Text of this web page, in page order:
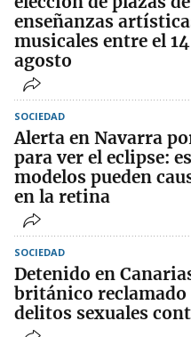
enseñanzas
musicales entre el 14
agosto
SOCIEDAD
Alerta en Navarra
para ver el eclipse:
modelos pueden
en la retina
SOCIEDAD
Detenido en
británico reclamado
delitos sexuales